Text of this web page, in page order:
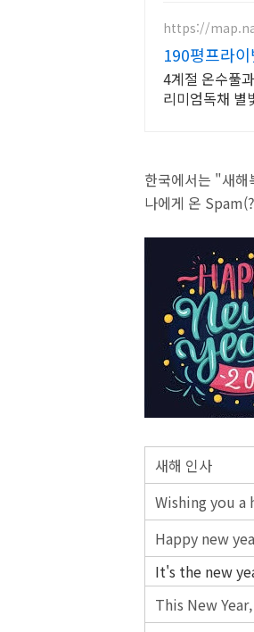
https://
190평프라
4계절 온수풀
리미엄독채 별
한국에서는 "새해
나에게 온
새해 인사
Wishing you a
Happy new
It's the new
This New